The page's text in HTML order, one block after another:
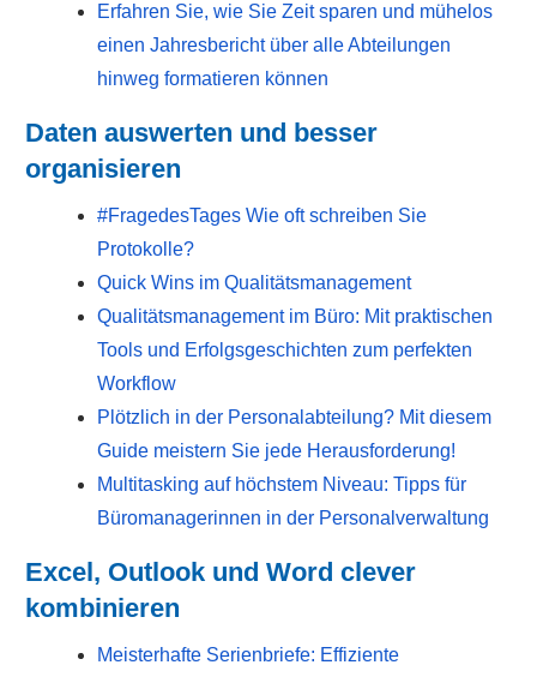
Erfahren Sie, wie Sie Zeit sparen und mühelos
einen Jahresbericht über alle Abteilungen
hinweg formatieren können
Daten auswerten und besser
organisieren
#FragedesTages Wie oft schreiben Sie
Protokolle?
Quick Wins im Qualitätsmanagement
Qualitätsmanagement im Büro: Mit praktischen
Tools und Erfolgsgeschichten zum perfekten
Workflow
Plötzlich in der Personalabteilung? Mit diesem
Guide meistern Sie jede Herausforderung!
Multitasking auf höchstem Niveau: Tipps für
Büromanagerinnen in der Personalverwaltung
Excel, Outlook und Word clever
kombinieren
Meisterhafte Serienbriefe: Effiziente